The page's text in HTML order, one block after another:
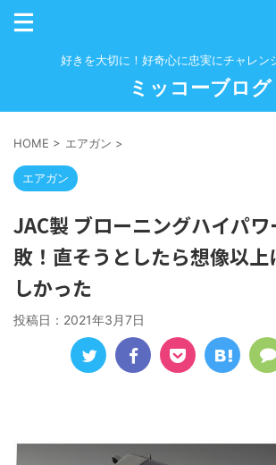
好きを大切に！好奇心に忠実にチャレン
ミッコーブログ
HOME > エアガン >
エアガン
JAC製 ブローニングハイパ
敗！直そうとしたら想像以
しかった
投稿日： 2021年3月7日